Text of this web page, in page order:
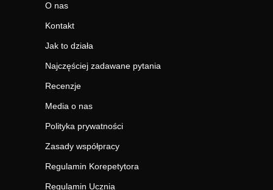
O nas
Kontakt
Jak to działa
Najczęściej zadawane pytania
Recenzje
Media o nas
Polityka prywatności
Zasady współpracy
Regulamin Korepetytora
Regulamin Ucznia